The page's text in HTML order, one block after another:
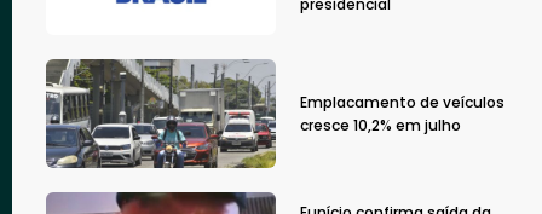
Emplacamento de veículos
cresce 10,2% em julho